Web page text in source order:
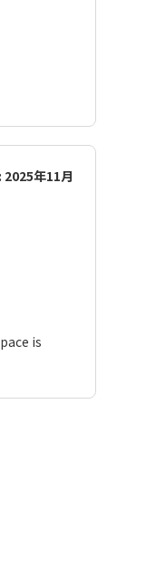
2025年11月
is